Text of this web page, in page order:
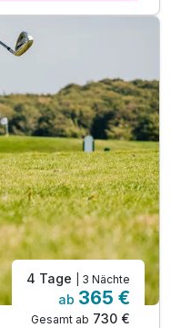
(Jun-Sept)
Greenfee
Auto
4 Tage | 3 Nächte
ab 365 €
Gesamt ab 730 €